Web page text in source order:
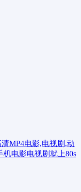
MP4电影,电视剧,动
电影电视剧就上80s